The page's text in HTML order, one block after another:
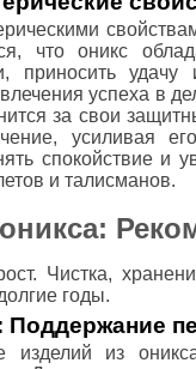
что оникс
приносить
успеха в
за свои
усиливая
спокойствие и
и талисманов.
Чистка,
годы.
Поддержание
изделий из